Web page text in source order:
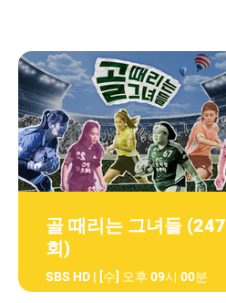
골 때리는 그녀들 (247
회)
SBS HD | [수] 오후 09시 00분